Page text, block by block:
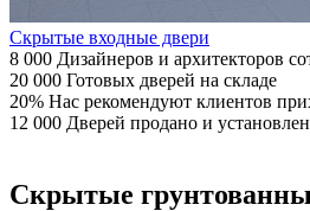
Скрытые входные двери
8 000 Дизайнеров и архитекторов
20 000 Готовых дверей на складе
20% Нас рекомендуют клиентов
12 000 Дверей продано и
Скрытые